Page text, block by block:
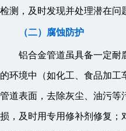
检测，及时发现并处理潜在问
（二）腐蚀防护
铝合金管道虽具备一定耐
的环境中（如化工、食品加
管道表面，去除灰尘、油污等
损，及时用专用修补剂修复；